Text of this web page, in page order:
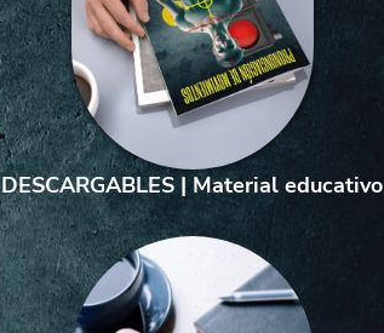
DESCARGABLES | Material educativo